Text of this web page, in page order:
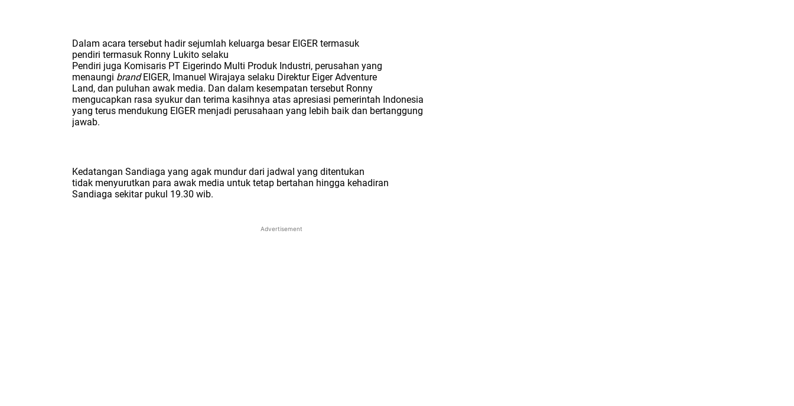
Dalam acara tersebut hadir sejumlah keluarga besar EIGER termasuk
pendiri termasuk Ronny Lukito selaku
Pendiri juga Komisaris PT Eigerindo Multi Produk Industri, perusahan yang
menaungi brandEIGER, Imanuel Wirajaya selaku Direktur Eiger Adventure
Land, dan puluhan awak media. Dan dalam kesempatan tersebut Ronny
mengucapkan rasa syukur dan terima kasihnya atas apresiasi pemerintah Indonesia
yang terus mendukung EIGER menjadi perusahaan yang lebih baik dan bertanggung
jawab.
Kedatangan Sandiaga yang agak mundur dari jadwal yang ditentukan
tidak menyurutkan para awak media untuk tetap bertahan hingga kehadiran
Sandiaga sekitar pukul 19.30 wib.
Advertisement